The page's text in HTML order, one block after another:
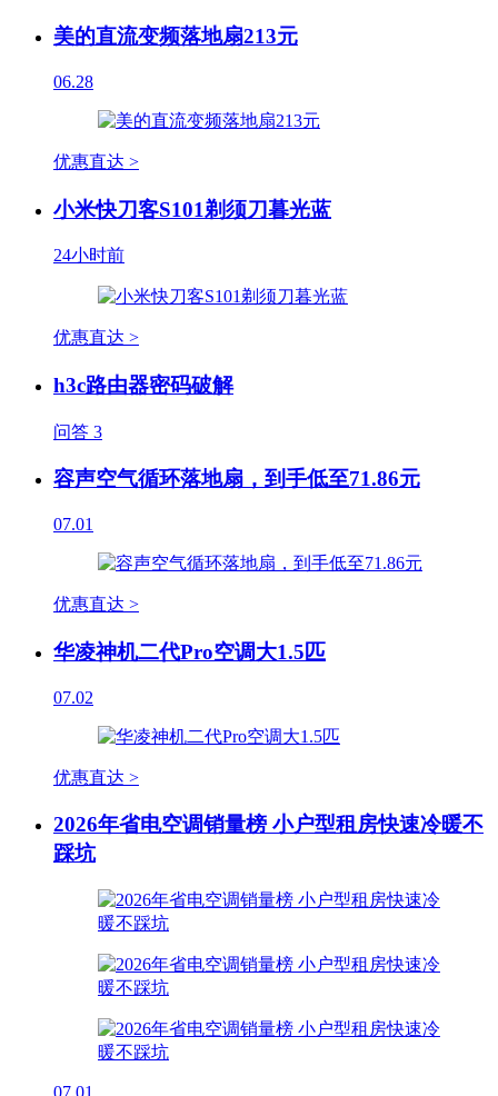
美的直流变频落地扇213元
06.28
优惠直达 >
小米快刀客S101剃须刀暮光蓝
24小时前
优惠直达 >
h3c路由器密码破解
问答 3
容声空气循环落地扇，到手低至71.86元
07.01
优惠直达 >
华凌神机二代Pro空调大1.5匹
07.02
优惠直达 >
2026年省电空调销量榜 小户型租房快速冷暖不
踩坑
07.01